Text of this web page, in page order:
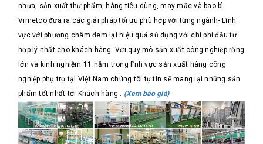
nhựa, sản xuất thự phẩm, hàng tiêu dùng, may mặc và bao bì.
Vimetco đưa ra các giải pháp tối ưu phù hợp với từng ngành- Lĩnh
vực với phương châm đem lại hiệu quả sủ dụng với chi phí đầu tư
hợp lý nhất cho khách hàng. Với quy mô sản xuất công nghiệp rộng
lớn và kinh nghiệm 11 năm trong lĩnh vực sản xuất hàng công
nghiệp phụ trợ tại Việt Nam chúng tôi tự tin sẽ mang lại những sản
phẩm tốt nhất tới Khách hàng... (Xem báo giá)